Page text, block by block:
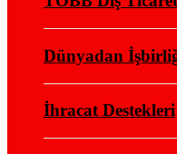
Dünyadan
İhracat Destekleri